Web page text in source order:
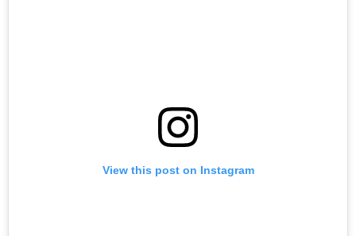
View this post on Instagram